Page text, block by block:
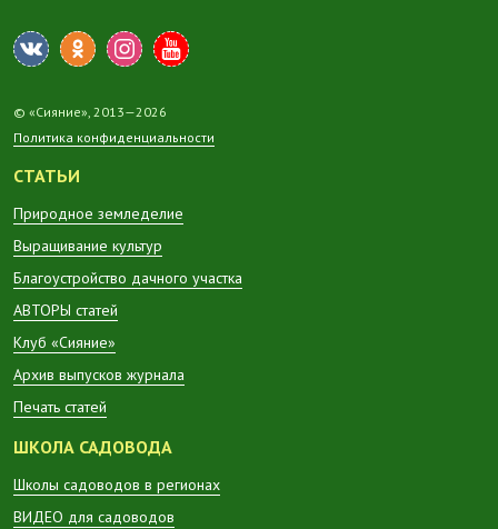
© «Сияние», 2013—2026
Политика конфиденциальности
СТАТЬИ
Природное земледелие
Выращивание культур
Благоустройство дачного участка
АВТОРЫ статей
Клуб «Сияние»
Архив выпусков журнала
Печать статей
ШКОЛА САДОВОДА
Школы садоводов в регионах
ВИДЕО для садоводов